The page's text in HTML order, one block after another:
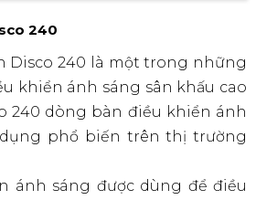
240
Disco 240 là một trong những
khiển ánh sáng sân khấu cao
240 dòng bàn điều khiển ánh
phổ biến trên thị trường
ánh sáng được dùng để điều